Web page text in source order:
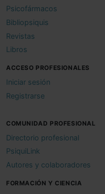
Psicofármacos
Bibliopsiquis
Revistas
Libros
ACCESO PROFESIONALES
Iniciar sesión
Registrarse
COMUNIDAD PROFESIONAL
Directorio profesional
PsiquiLink
Autores y colaboradores
FORMACIÓN Y CIENCIA